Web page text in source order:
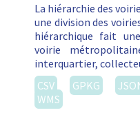
La hiérarchie des
une division des
hiérarchique fait
voirie
interquartier,
CSV
GPKG
WMS